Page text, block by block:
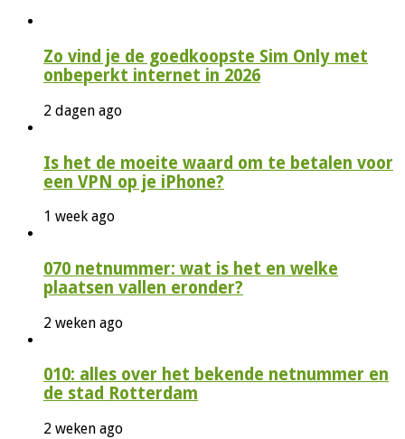
Zo vind je de goedkoopste Sim Only met
onbeperkt internet in 2026
2 dagen ago
Is het de moeite waard om te betalen voor
een VPN op je iPhone?
1 week ago
070 netnummer: wat is het en welke
plaatsen vallen eronder?
2 weken ago
010: alles over het bekende netnummer en
de stad Rotterdam
2 weken ago